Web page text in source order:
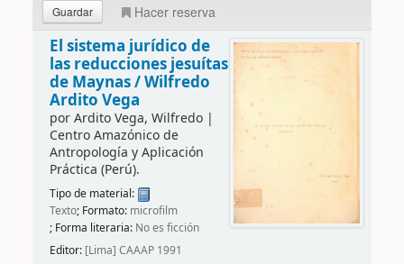
Hacer reserva
El sistema jurídico de
las reducciones jesuítas
de Maynas /Wilfredo
Ardito Vega
porArdito Vega, Wilfredo|
Centro Amazónico de
Antropología y Aplicación
Práctica (Perú).
Tipo de material:
Texto; Formato: microfilm
; Forma literaria: No es ficción
Editor: [Lima] CAAAP 1991